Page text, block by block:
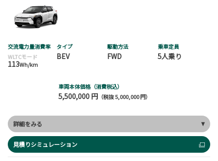
交流電力量消費率
WLTCモード
113Wh/km
タイプ
BEV
駆動方法
FWD
乗車定員
5人乗り
車両本体価格（消費税込）
5,500,000 円（税抜 5,000,000 円）
詳細をみる
見積りシミュレーション